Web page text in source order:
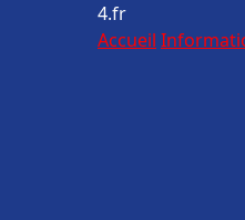
4.fr
Accueil